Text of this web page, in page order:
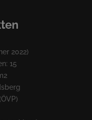
2022)
15